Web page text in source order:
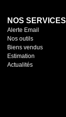
NOS SERVICES
Alerte Email
Nos outils
Biens vendus
Estimation
Actualités